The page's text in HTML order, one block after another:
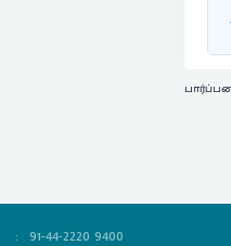
: 91-44-2220 9400